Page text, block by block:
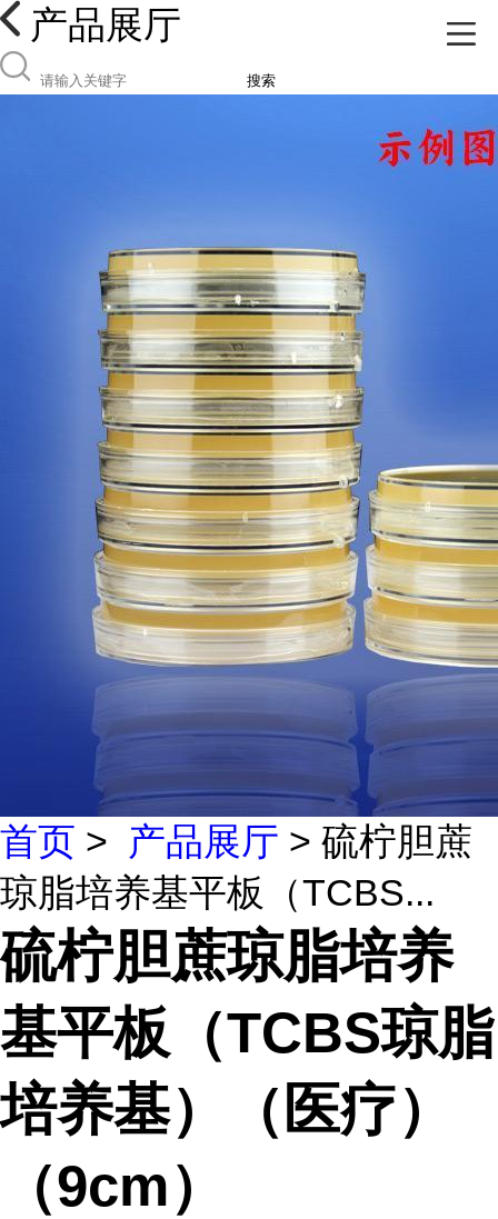
产品展厅
搜索
首页 > 产品展厅 > 硫柠胆蔗
琼脂培养基平板（TCBS...
硫柠胆蔗琼脂培养
基平板（TCBS琼脂
培养基）（医疗）
（9cm）